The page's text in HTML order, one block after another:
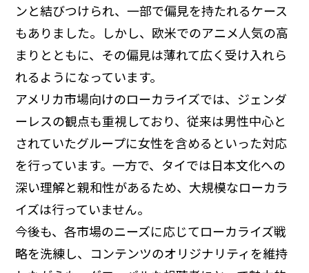
ンと結びつけられ、一部で偏見を持たれるケース
もありました。しかし、欧米でのアニメ人気の高
まりとともに、その偏見は薄れて広く受け入れら
れるようになっています。
アメリカ市場向けのローカライズでは、ジェンダ
ーレスの観点も重視しており、従来は男性中心と
されていたグループに女性を含めるといった対応
を行っています。一方で、タイでは日本文化への
深い理解と親和性があるため、大規模なローカラ
イズは行っていません。
今後も、各市場のニーズに応じてローカライズ戦
略を洗練し、コンテンツのオリジナリティを維持